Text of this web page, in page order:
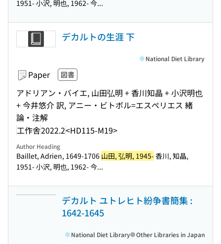
1951- 小沢, 明也, 1962- 今...
デカルトの生涯 下
Paper 図書
アドリアン・バイエ, 山田弘明 + 香川知晶 + 小沢明也
+ 今井悠介 訳, アニー・ビトボル=エスペリエス 緒
論・注解
工作舎2022.2<HD115-M19>
National Diet Library
Author Heading
Baillet, Adrien, 1649-1706 山田, 弘明, 1945-香川, 知晶,
1951- 小沢, 明也, 1962- 今...
デカルト ユトレヒト紛争書簡集 :
1642-1645
National Diet Library Other Libraries in Japan